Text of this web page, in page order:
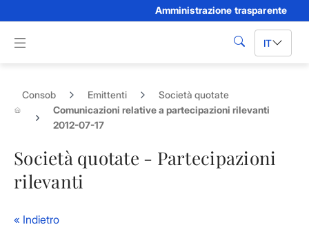
Amministrazione trasparente
Apri menu di navigazione
cerca IT
Consob Emittenti
Società quotate
Comunicazioni relative a partecipazioni rilevanti
2012-07-17
Società quotate - Partecipazioni
rilevanti
« Indietro